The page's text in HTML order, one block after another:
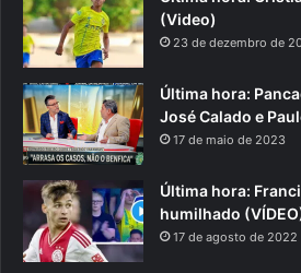
(Video)
23 de dezembro de
Última hora:
José Calado e
17 de maio de 2023
Última hora:
humilhado
17 de agosto de 2022